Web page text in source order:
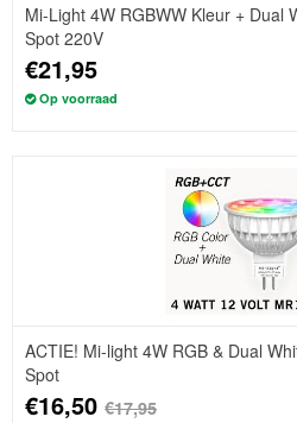
Mi-Light 4W RGBWW Kleur + Dual
Spot 220V
€21,95
Op voorraad
ACTIE! Mi-light 4W RGB & Dual
Spot
€16,50 €17,95